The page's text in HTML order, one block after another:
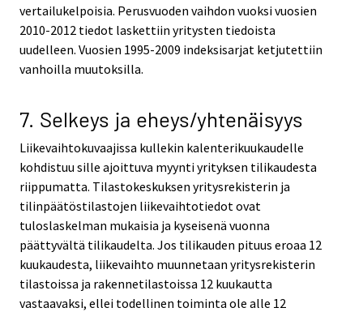
vertailukelpoisia. Perusvuoden vaihdon vuoksi vuosien
2010-2012 tiedot laskettiin yritysten tiedoista
uudelleen. Vuosien 1995-2009 indeksisarjat ketjutettiin
vanhoilla muutoksilla.
7. Selkeys ja eheys/yhtenäisyys
Liikevaihtokuvaajissa kullekin kalenterikuukaudelle
kohdistuu sille ajoittuva myynti yrityksen tilikaudesta
riippumatta. Tilastokeskuksen yritysrekisterin ja
tilinpäätöstilastojen liikevaihtotiedot ovat
tuloslaskelman mukaisia ja kyseisenä vuonna
päättyvältä tilikaudelta. Jos tilikauden pituus eroaa 12
kuukaudesta, liikevaihto muunnetaan yritysrekisterin
tilastoissa ja rakennetilastoissa 12 kuukautta
vastaavaksi, ellei todellinen toiminta ole alle 12